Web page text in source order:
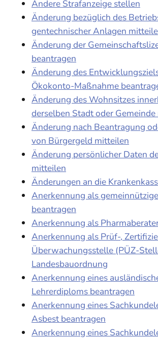
Andere Strafanzeige stellen
Änderung bezüglich des
gentechnischer Anlagen
Änderung der
beantragen
Änderung des
Ökokonto-Maßnahme
Änderung des Wohnsitzes
derselben Stadt oder
Änderung nach Beantragung
von Bürgergeld mitteilen
Änderung persönlicher Daten
mitteilen
Änderungen an die
Anerkennung als
beantragen
Anerkennung als
Anerkennung als Prüf-,
Überwachungsstelle (PÜZ-
Landesbauordnung
Anerkennung eines
Lehrerdiploms beantragen
Anerkennung eines
Asbest beantragen
Anerkennung eines